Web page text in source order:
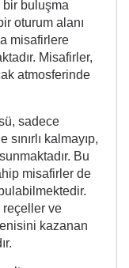
buluşma
oturum alanı
misafirlere
Misafirler,
atmosferinde
sadece
kalmayıp,
Bu
misafirler de
reçeller ve
kazanan